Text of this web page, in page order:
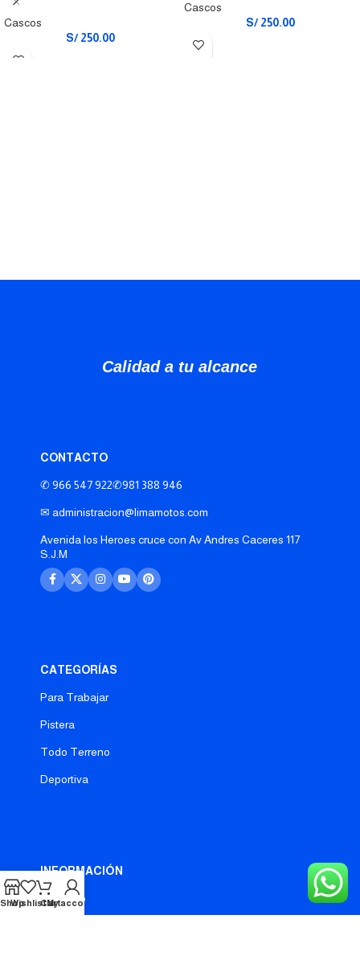
Cascos
S/250.00
Cascos
S/250.00
Calidad a tu alcance
CONTACTO
✆ 966 547 922✆981 388 946
✉ administracion@limamotos.com
Avenida los Heroes cruce con Av Andres Caceres 117
S.J.M
CATEGORÍAS
Para Trabajar
Pistera
Todo Terreno
Deportiva
INFORMACIÓN
Catálogo
Shop
WishlistCart
My account